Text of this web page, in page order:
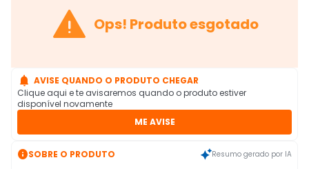
 Ops! Produto esgotado
 AVISE QUANDO O PRODUTO CHEGAR
Clique aqui e te avisaremos quando o produto estiver
disponível novamente
ME AVISE
SOBRE O PRODUTO Resumo gerado por IA